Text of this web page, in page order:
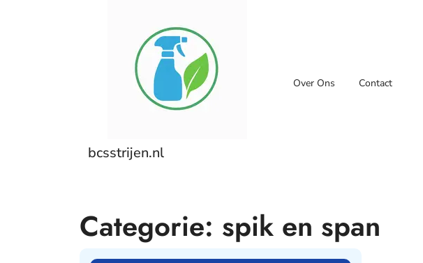
bcsstrijen.nl
Over Ons Contact
Categorie: spik en span